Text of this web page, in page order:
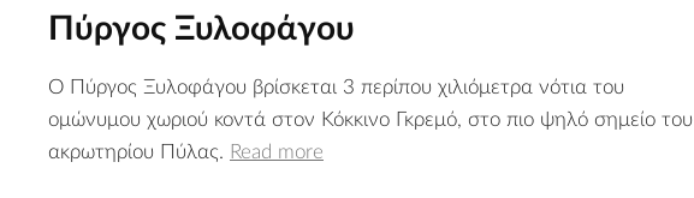
Πύργος Ξυλοφάγου
Ο Πύργος Ξυλοφάγου βρίσκεται 3 περίπου χιλιόμετρα νότια του
ομώνυμου χωριού κοντά στον Κόκκινο Γκρεμό, στο πιο ψηλό σημείο του
ακρωτηρίου Πύλας. Read more